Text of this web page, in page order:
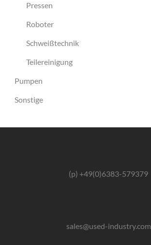
Pressen
Roboter
Schweißtechnik
Teilereinigung
Pumpen
Sonstige
(p) +49(0)6383-579379
sales@used-industry.com